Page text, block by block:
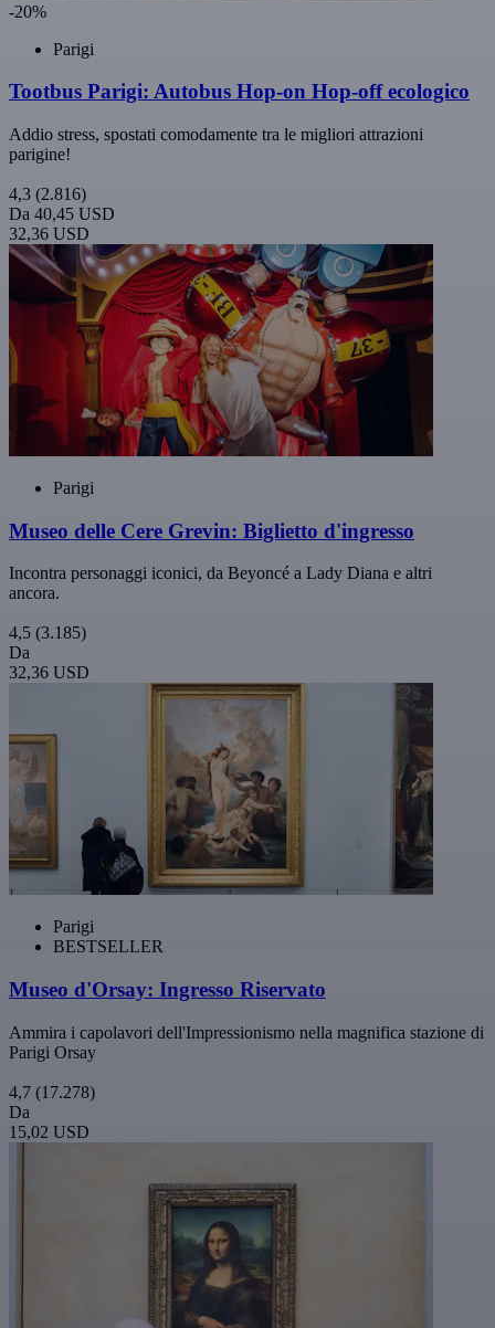
-20%
Parigi
Tootbus Parigi: Autobus Hop-on Hop-off ecologico
Addio stress, spostati comodamente tra le migliori attrazioni
parigine!
4,3 (2.816)
Da 40,45 USD
32,36 USD
Parigi
Museo delle Cere Grevin: Biglietto d'ingresso
Incontra personaggi iconici, da Beyoncé a Lady Diana e altri
ancora.
4,5 (3.185)
Da
32,36 USD
Parigi
BESTSELLER
Museo d'Orsay: Ingresso Riservato
Ammira i capolavori dell'Impressionismo nella magnifica stazione di
Parigi Orsay
4,7 (17.278)
Da
15,02 USD